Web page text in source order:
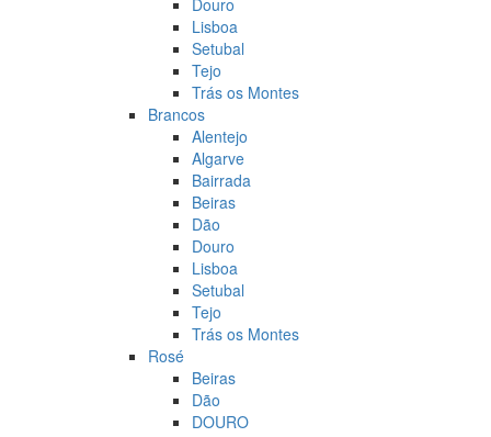
Douro
Lisboa
Setubal
Tejo
Trás os Montes
Brancos
Alentejo
Algarve
Bairrada
Beiras
Dão
Douro
Lisboa
Setubal
Tejo
Trás os Montes
Rosé
Beiras
Dão
DOURO